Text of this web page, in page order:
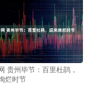
贵州毕节：百里杜鹃，
烂时节